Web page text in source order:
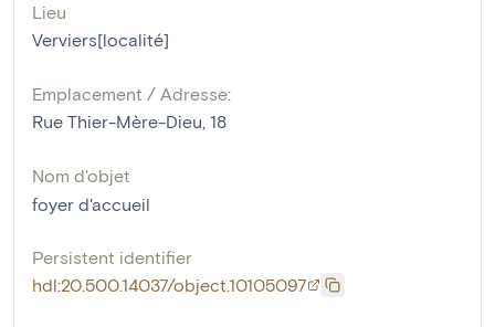
Lieu
Verviers[localité]
Emplacement / Adresse:
Rue Thier-Mère-Dieu, 18
Nom d'objet
foyer d'accueil
Persistent identifier
hdl:20.500.14037/object.10105097